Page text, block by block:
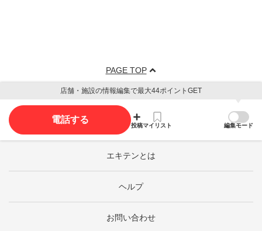
PAGE TOP
店舗・施設の情報編集で最大44ポイントGET
電話する
投稿マイリスト 編集モード
エキテンとは
ヘルプ
お問い合わせ